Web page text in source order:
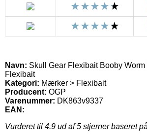
Navn: Skull Gear Flexibait Booby
Flexibait
Kategori: Mærker > Flexibait
Producent: OGP
Varenummer: DK863v9337
EAN:
Vurderet til 4.9 ud af 5 stjerner baseret på